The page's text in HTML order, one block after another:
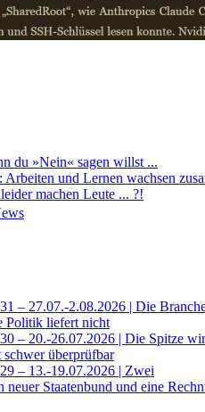
du »Nein« sagen willst ...
und Lernen wachsen
machen Leute ... ?!
– 27.07.-2.08.2026 | Die
Politik liefert nicht
– 20.-26.07.2026 | Die Spitze
überprüfbar
– 13.-19.07.2026 | Zwei
Staatenbund und eine